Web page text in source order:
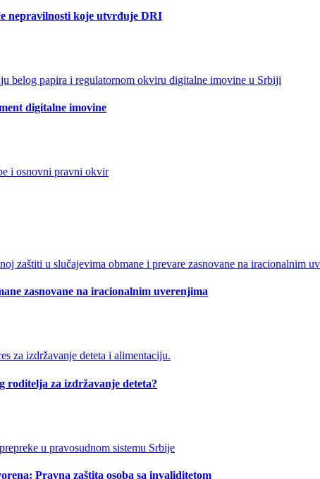
nepravilnosti koje utvrđuje DRI
digitalne imovine
zasnovane na iracionalnim uverenjima
roditelja za izdržavanje deteta?
Pravna zaštita osoba sa invaliditetom